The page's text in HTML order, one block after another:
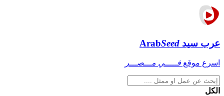
عرب سيد ArabSeed
اسرع موقع فـــــي مـــصـــر
الكل